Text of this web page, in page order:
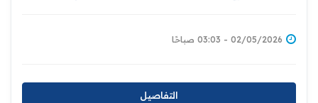
02/05/2026 - 03:03 صباحًا
التفاصيل